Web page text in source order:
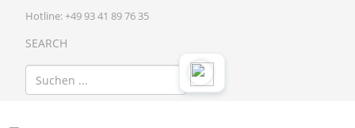
Hotline: +49 93 41 89 76 35
SEARCH